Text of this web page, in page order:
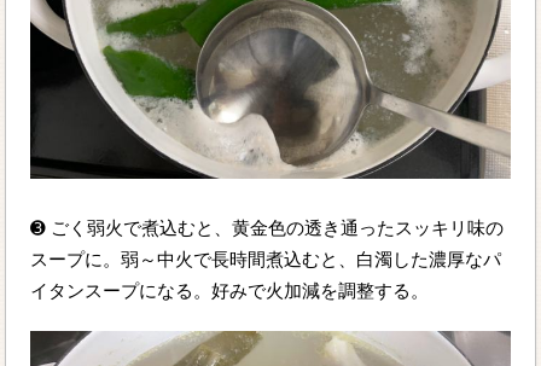
➌ ごく弱火で煮込むと、黄金色の透き通ったスッキリ味の
スープに。弱～中火で長時間煮込むと、白濁した濃厚なパ
イタンスープになる。好みで火加減を調整する。